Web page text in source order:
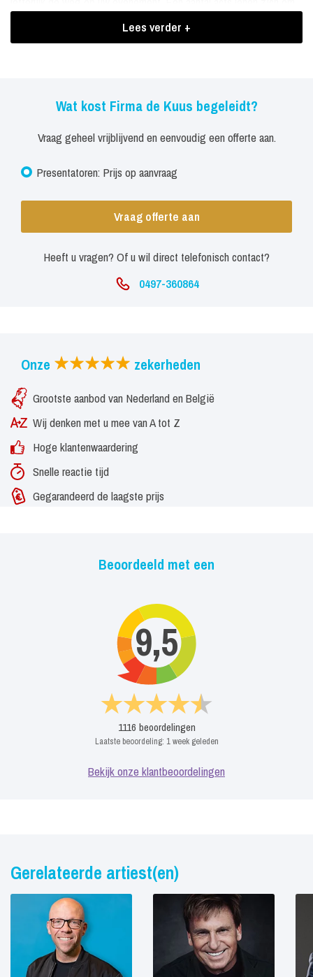
ondersteunend te acteren bij congressen, symposia of
bedrijfstrips.
Aankondigen van sprekers. Ook het aankondigen van de sprekers,
Lees verder +
Wat kost Firma de Kuus begeleidt?
Vraag geheel vrijblijvend en eenvoudig een offerte aan.
Presentatoren: Prijs op aanvraag
Vraag offerte aan
Heeft u vragen? Of u wil direct telefonisch contact?
0497-360864
Onze zekerheden
Grootste aanbod van Nederland en België
Wij denken met u mee van A tot Z
Hoge klantenwaardering
Snelle reactie tijd
Gegarandeerd de laagste prijs
Beoordeeld met een
9,5
1116 beoordelingen
Laatste beoordeling: 1 week geleden
Bekijk onze klantbeoordelingen
Gerelateerde artiest(en)